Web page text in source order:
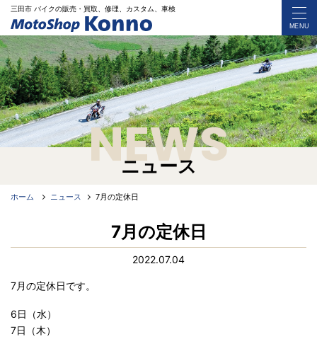
三田市 バイクの販売・買取、修理、カスタム、車検
MENU
ニュース
NEWS
ホーム ニュース 7月の定休日
7月の定休日
2022.07.04
7月の定休日です。
6日（水）
7日（木）